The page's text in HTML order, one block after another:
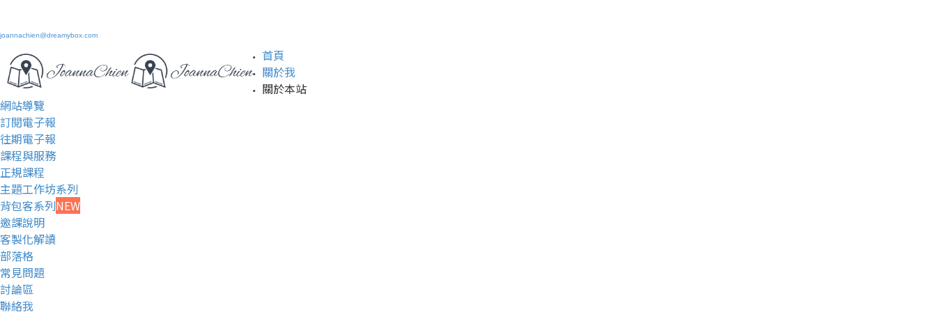
joannachien@dreamybox.com
首頁
關於我
關於本站
網站導覽
訂閱電子報
往期電子報
課程與服務
正規課程
主題工作坊系列
背包客系列NEW
邀課說明
客製化解讀
部落格
常見問題
討論區
聯絡我